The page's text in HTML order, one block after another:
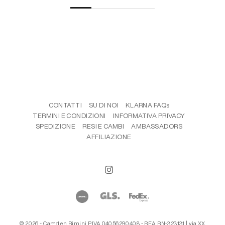
CONTATTI SU DI NOI
KLARNA FAQs
TERMINI E CONDIZIONI
INFORMATIVA PRIVACY
SPEDIZIONE
RESI E CAMBI
AMBASSADORS
AFFILIAZIONE
© 2026 - Camden Rimini P.IVA 04056290408 - REA RN-323131 | via XX